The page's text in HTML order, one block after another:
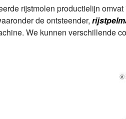
rijstmolen productielijn
de ontsteender,
We kunnen verschillende